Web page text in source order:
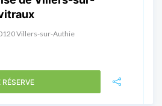
Villers-sur-Authie
RÉSERVE